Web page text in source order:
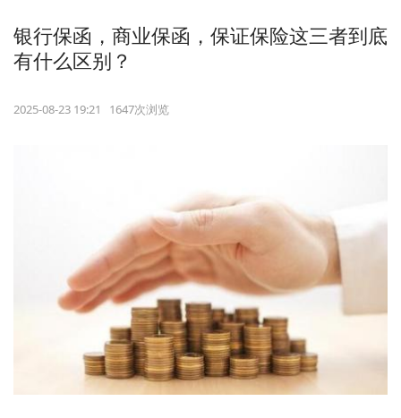
银行保函，商业保函，保证保险这三者到底
有什么区别？
2025-08-23 19:21 1647次浏览